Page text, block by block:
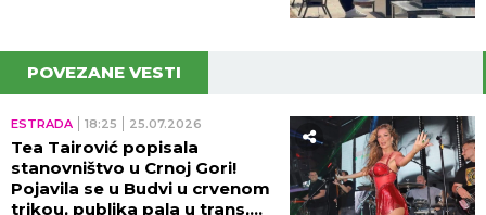
POVEZANE VESTI
ESTRADA 18:25 25.07.2026
Tea Tairović popisala
stanovništvo u Crnoj Gori!
Pojavila se u Budvi u crvenom
trikou, publika pala u trans,